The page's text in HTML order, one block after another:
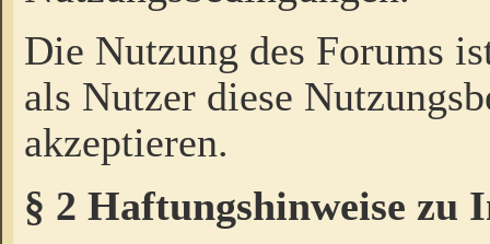
Die Nutzung des Forums
als Nutzer diese
akzeptieren.
§ 2 Haftungshinweise zu